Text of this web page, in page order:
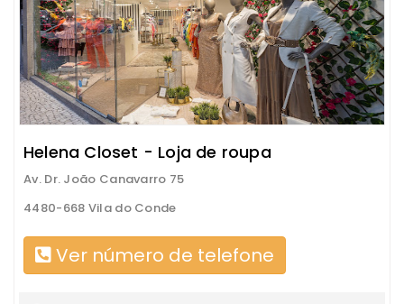
Helena Closet - Loja de roupa
Av. Dr. João Canavarro 75
4480-668 Vila do Conde
Ver número de telefone